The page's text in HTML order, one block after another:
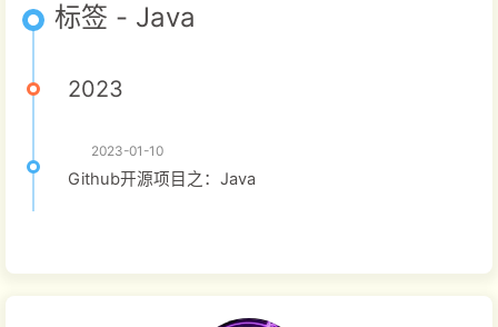
标签 - Java
2023
2023-01-10
Github开源项目之：Java